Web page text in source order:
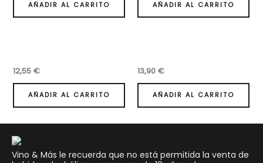
AÑADIR AL CARRITO AÑADIR AL CARRITO
12,55€
AÑADIR AL CARRITO
13,90 €
AÑADIR AL CARRITO
Vino & Más le recuerda que no está permitida la venta de